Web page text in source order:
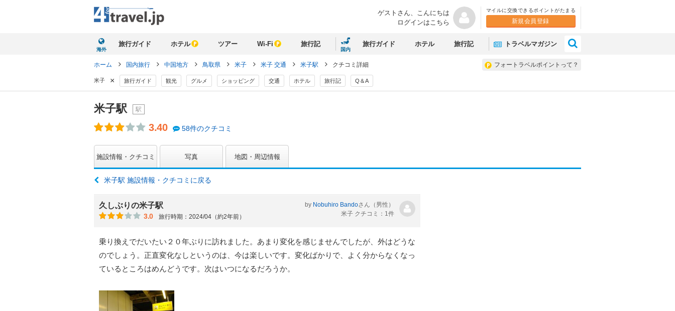
ゲストさん、 こんにちは
ログインはこちら
マイルに交換できるポイントがたまる
新規会員登録
海外
旅行ガイド ホテル ツアー Wi-Fi 旅行記
国内
旅行ガイド ホテル 旅行記 トラベルマガジン
フォートラベルポイントって？
ホーム 国内旅行 中国地方 鳥取県 米子 米子 交通 米子駅 クチコミ詳細
米子 × 旅行ガイド 観光 グルメ ショッピング 交通 ホテル 旅行記 Q＆A
米子駅 駅
3.40 58件のクチコミ
施設情報・クチコミ 写真 地図・周辺情報
米子駅 施設情報・クチコミに戻る
久しぶりの米子駅
3.0 旅行時期：2024/04（約2年前）
by Nobuhiro Bandoさん （男性）
米子 クチコミ：1件
乗り換えでだいたい２０年ぶりに訪れました。あまり変化を感じませんでしたが、外はどうな
のでしょう。正直変化なしというのは、今は楽しいです。変化ばかりで、よく分からなくなっ
ているところはめんどうです。次はいつになるだろうか。